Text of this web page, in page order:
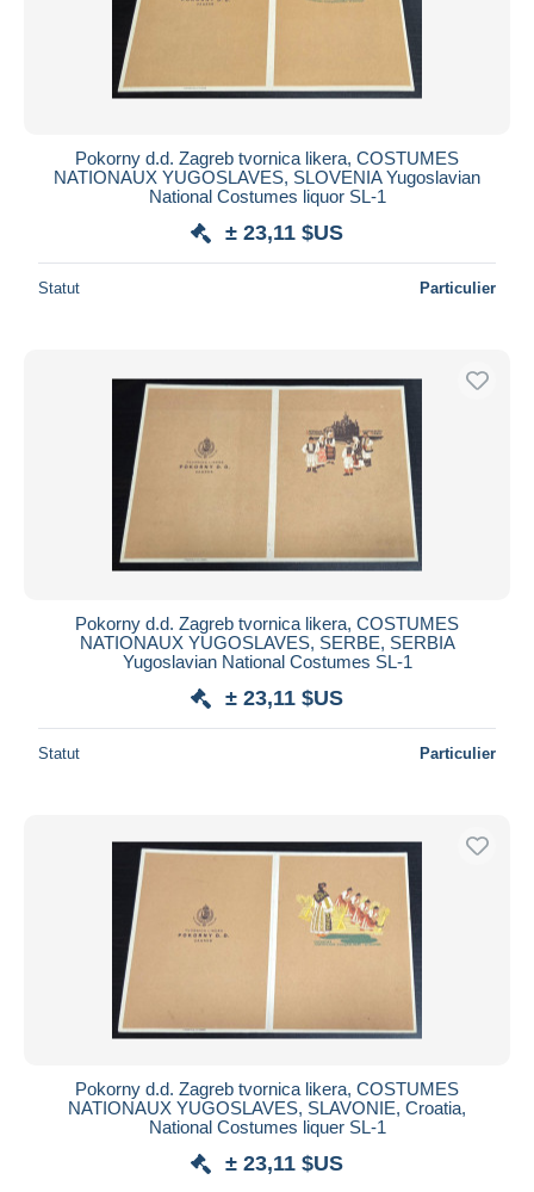
Pokorny d.d. Zagreb tvornica likera, COSTUMES
NATIONAUX YUGOSLAVES, SLOVENIA Yugoslavian
National Costumes liquor SL-1
± 23,11 $US
Statut Particulier
Pokorny d.d. Zagreb tvornica likera, COSTUMES
NATIONAUX YUGOSLAVES, SERBE, SERBIA
Yugoslavian National Costumes SL-1
± 23,11 $US
Statut Particulier
Pokorny d.d. Zagreb tvornica likera, COSTUMES
NATIONAUX YUGOSLAVES, SLAVONIE, Croatia,
National Costumes liquer SL-1
± 23,11 $US